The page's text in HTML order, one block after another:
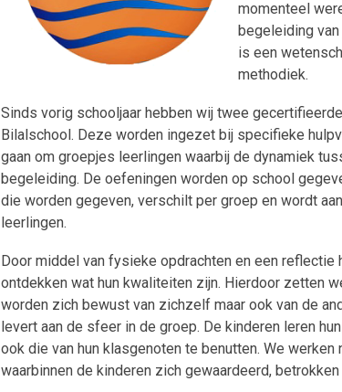
momenteel
begeleiding
is een
methodiek.
Sinds vorig schooljaar hebben wij twee
Bilalschool. Deze worden ingezet bij specifieke
gaan om groepjes leerlingen waarbij de dynamiek
begeleiding. De oefeningen worden op school
die worden gegeven, verschilt per groep en wordt
leerlingen.
Door middel van fysieke opdrachten en een reflectie
ontdekken wat hun kwaliteiten zijn. Hierdoor zetten
worden zich bewust van zichzelf maar ook van de
levert aan de sfeer in de groep. De kinderen leren
ook die van hun klasgenoten te benutten. We
waarbinnen de kinderen zich gewaardeerd,